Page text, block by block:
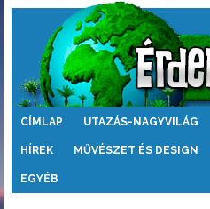
Érdekes
CÍMLAP UTAZÁS-NAGYVILÁG
HÍREK MŰVÉSZET ÉS DESIGN
EGYÉB